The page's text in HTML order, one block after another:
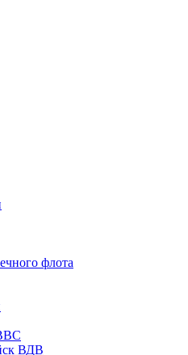
флота
ВДВ